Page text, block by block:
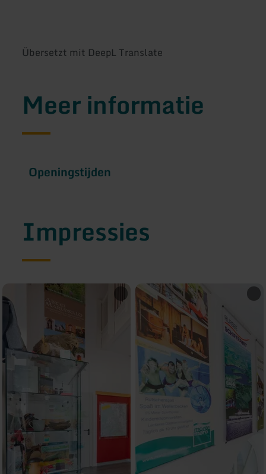
Übersetzt mit DeepL Translate
Meer informatie
Openingstijden
Impressies